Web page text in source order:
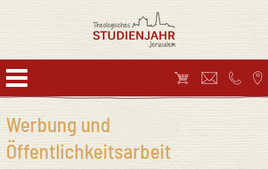
Werbung und
Öffentlichkeitsarbeit